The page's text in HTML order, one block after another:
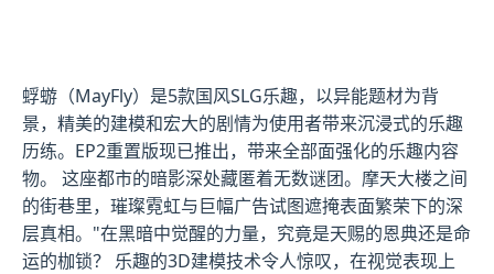
蜉蝣（MayFly）是5款国风SLG乐趣，以异能题材为背
景，精美的建模和宏大的剧情为使用者带来沉浸式的乐趣
历练。EP2重置版现已推出，带来全部面强化的乐趣内容
物。 这座都市的暗影深处藏匿着无数谜团。摩天大楼之间
的街巷里，璀璨霓虹与巨幅广告试图遮掩表面繁荣下的深
层真相。"在黑暗中觉醒的力量，究竟是天赐的恩典还是命
运的枷锁？ 乐趣的3D建模技术令人惊叹，在视觉表现上